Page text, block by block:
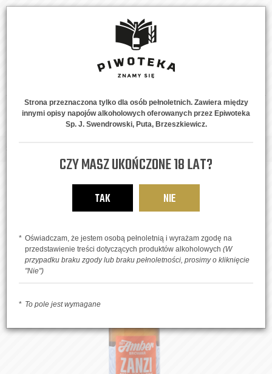
MENU 0
Strona przeznaczona tylko dla osób pełnoletnich. Zawiera między
innymi opisy napojów alkoholowych oferowanych przez Epiwoteka
Sp. J. Swendrowski, Puta, Brzeszkiewicz.
CZY MASZ UKOŃCZONE 18 LAT?
TAK NIE
Oświadczam, że jestem osobą pełnoletnią i wyrażam zgodę na
przedstawienie treści dotyczących produktów alkoholowych (W
przypadku braku zgody lub braku pełnoletności, prosimy o kliknięcie
"Nie")
To pole jest wymagane